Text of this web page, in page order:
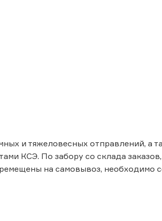
и тяжеловесных отправлений, а
КСЭ. По забору со склада
на самовывоз, необходимо